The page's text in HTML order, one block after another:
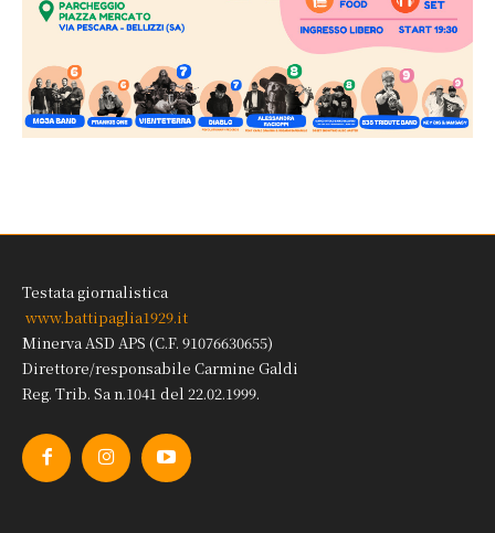
Testata giornalistica
www.battipaglia1929.it
Minerva ASD APS (C.F. 91076630655)
Direttore/responsabile Carmine Galdi
Reg. Trib. Sa n.1041 del 22.02.1999.